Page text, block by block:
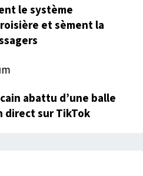
le système
et sèment la
abattu d’une balle
direct sur TikTok